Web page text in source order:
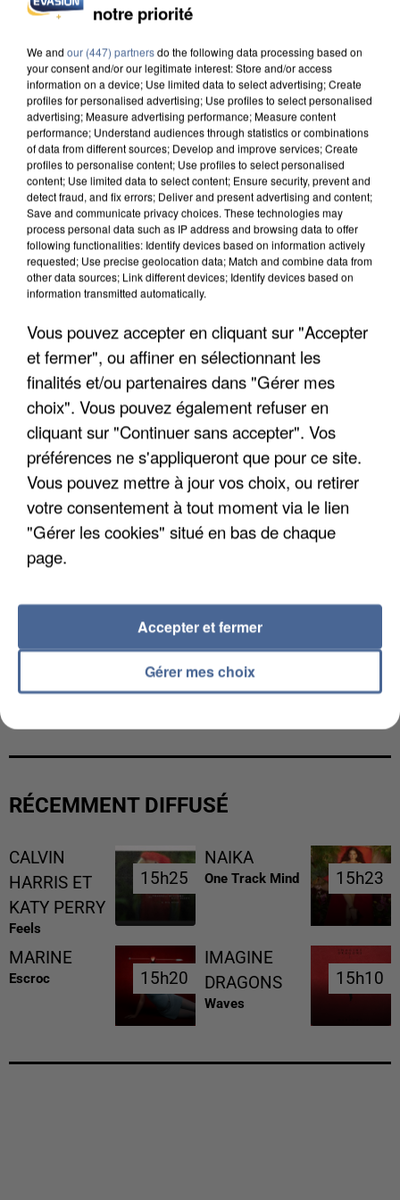
MAFIA INTERPELLÉ EN ALGÉRIE
UN SECOND CADRE DE LA DZ MAFIA
INTERPELLÉ EN ALGÉRIE
UNE TOURISTE DE L’OISE EMPORTÉE PAR UNE
RÉCEMMENT DIFFUSÉ
CALVIN
HARRIS ET
KATY PERRY
Feels
15h25
15h25
NAIKA
One Track Mind 15h23
15h23
MARINE
Escroc 15h20
15h20
IMAGINE
DRAGONS
Waves
15h10
15h10
notre priorité
We and our (447) partnersdo the following data processing based on
your consent and/or our legitimate interest: Store and/or access
information on a device; Use limited data to select advertising; Create
profiles for personalised advertising; Use profiles to select personalised
advertising; Measure advertising performance; Measure content
performance; Understand audiences through statistics or combinations
of data from different sources; Develop and improve services; Create
profiles to personalise content; Use profiles to select personalised
content; Use limited data to select content; Ensure security, prevent and
detect fraud, and fix errors; Deliver and present advertising and content;
Save and communicate privacy choices. These technologies may
process personal data such as IP address and browsing data to offer
following functionalities: Identify devices based on information actively
requested; Use precise geolocation data; Match and combine data from
other data sources; Link different devices; Identify devices based on
information transmitted automatically.
Vous pouvez accepter en cliquant sur "Accepter
et fermer", ou affiner en sélectionnant les
finalités et/ou partenaires dans "Gérer mes
choix". Vous pouvez également refuser en
cliquant sur "Continuer sans accepter". Vos
préférences ne s'appliqueront que pour ce site.
Vous pouvez mettre à jour vos choix, ou retirer
votre consentement à tout moment via le lien
"Gérer les cookies" situé en bas de chaque
page.
Gérer mes choix
Accepter et fermer